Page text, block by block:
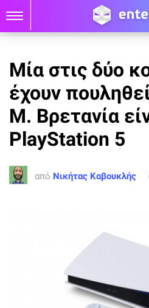
Μία στις δύο
έχουν
Μ. Βρετανία
PlayStation 5
από Νικήτας Καβουκλής